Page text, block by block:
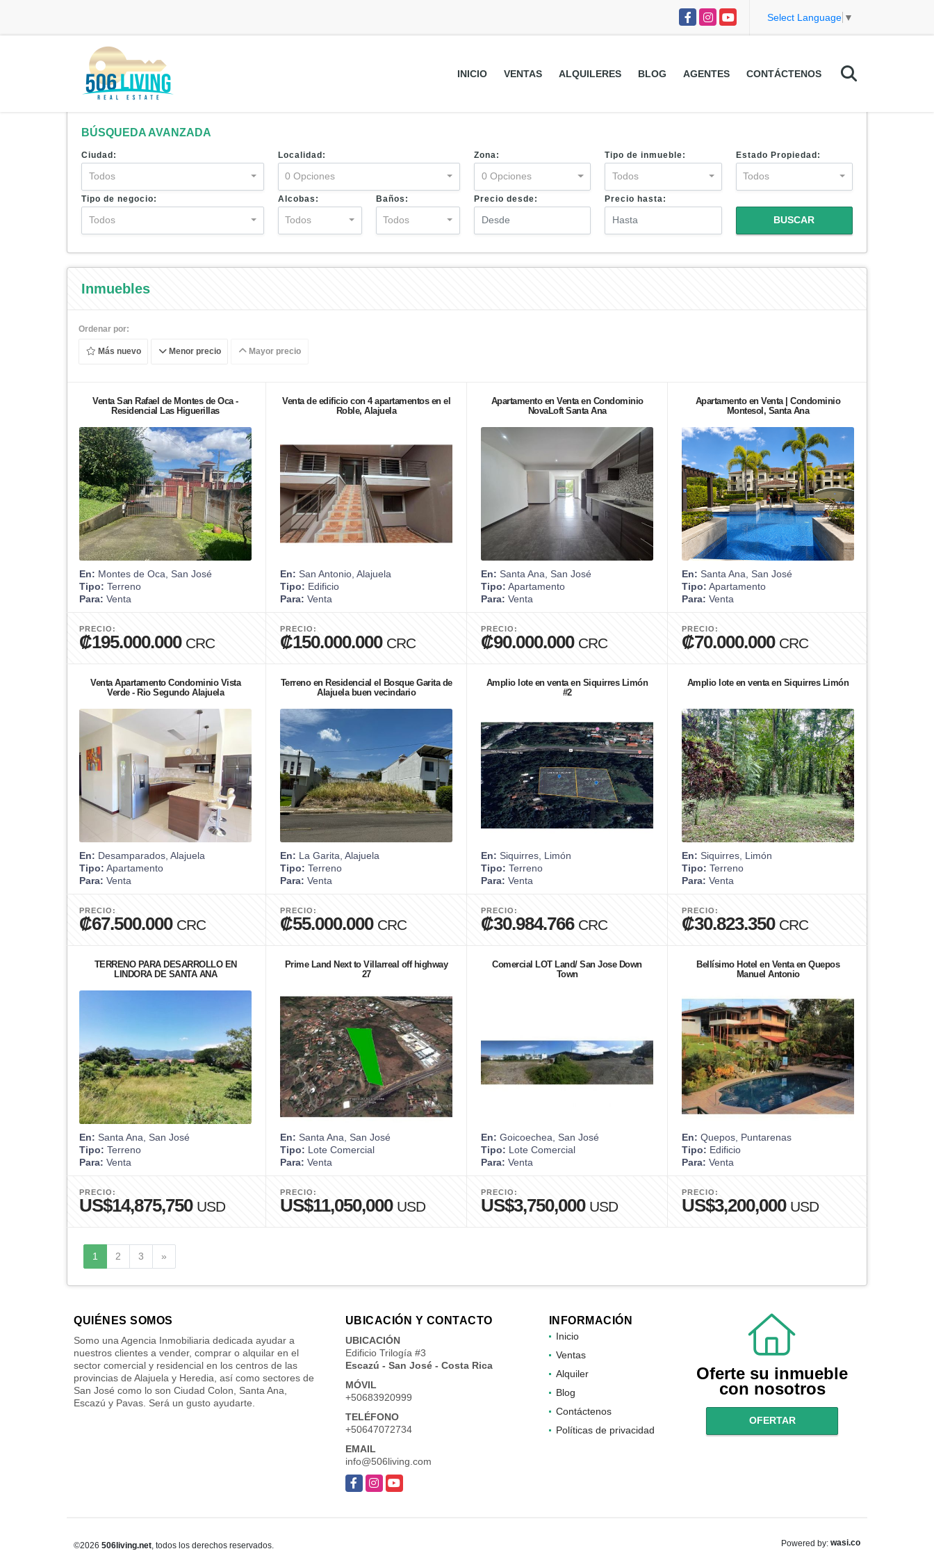
Facebook
InstagramYouTube Select Language ▼
INICIO VENTAS ALQUILERES BLOG AGENTES CONTÁCTENOS
BÚSQUEDA AVANZADA
Ciudad:
Todos
Localidad:
0 Opciones
Zona:
0 Opciones
Tipo de inmueble:
Todos
Estado Propiedad:
Todos
Tipo de negocio:
Todos
Alcobas:
Todos
Baños:
Todos
Precio desde: Precio hasta:
BUSCAR
Inmuebles
Ordenar por:
Más nuevo Menor precio Mayor precio
Venta San Rafael de Montes de Oca -
Residencial Las Higuerillas
En: Montes de Oca, San José
Tipo: Terreno
Para: Venta
PRECIO:
₡195.000.000 CRC
Venta de edificio con 4 apartamentos en el
Roble, Alajuela
En: San Antonio, Alajuela
Tipo: Edificio
Para: Venta
PRECIO:
₡150.000.000 CRC
Apartamento en Venta en Condominio
NovaLoft Santa Ana
En: Santa Ana, San José
Tipo: Apartamento
Para: Venta
PRECIO:
₡90.000.000 CRC
Apartamento en Venta | Condominio
Montesol, Santa Ana
En: Santa Ana, San José
Tipo: Apartamento
Para: Venta
PRECIO:
₡70.000.000 CRC
Venta Apartamento Condominio Vista
Verde - Rio Segundo Alajuela
En: Desamparados, Alajuela
Tipo: Apartamento
Para: Venta
PRECIO:
₡67.500.000 CRC
Terreno en Residencial el Bosque Garita de
Alajuela buen vecindario
En: La Garita, Alajuela
Tipo: Terreno
Para: Venta
PRECIO:
₡55.000.000 CRC
Amplio lote en venta en Siquirres Limón
#2
En: Siquirres, Limón
Tipo: Terreno
Para: Venta
PRECIO:
₡30.984.766 CRC
Amplio lote en venta en Siquirres Limón
En: Siquirres, Limón
Tipo: Terreno
Para: Venta
PRECIO:
₡30.823.350 CRC
TERRENO PARA DESARROLLO EN
LINDORA DE SANTA ANA
En: Santa Ana, San José
Tipo: Terreno
Para: Venta
PRECIO:
US$14,875,750 USD
Prime Land Next to Villarreal off highway
27
En: Santa Ana, San José
Tipo: Lote Comercial
Para: Venta
PRECIO:
US$11,050,000 USD
Comercial LOT Land/ San Jose Down
Town
En: Goicoechea, San José
Tipo: Lote Comercial
Para: Venta
PRECIO:
US$3,750,000 USD
Bellísimo Hotel en Venta en Quepos
Manuel Antonio
En: Quepos, Puntarenas
Tipo: Edificio
Para: Venta
PRECIO:
US$3,200,000 USD
1 2 3 »
QUIÉNES SOMOS
Somo una Agencia Inmobiliaria dedicada ayudar a
nuestros clientes a vender, comprar o alquilar en el
sector comercial y residencial en los centros de las
provincias de Alajuela y Heredia, así como sectores de
San José como lo son Ciudad Colon, Santa Ana,
Escazú y Pavas. Será un gusto ayudarte.
UBICACIÓN Y CONTACTO
UBICACIÓN
Edificio Trilogía #3
Escazú - San José - Costa Rica
MÓVIL
+50683920999
TELÉFONO
+50647072734
EMAIL
info@506living.com
Facebook
InstagramYouTube
INFORMACIÓN
Inicio
Ventas
Alquiler
Blog
Contáctenos
Políticas de privacidad
Oferte su inmueble
con nosotros
OFERTAR
©2026 506living.net, todos los derechos reservados. Powered by: wasi.co